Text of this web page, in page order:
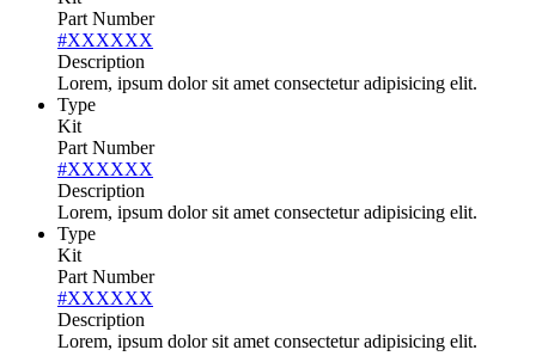
Part Number
#XXXXXX
Description
Lorem, ipsum dolor sit amet consectetur adipisicing elit.
Type
Kit
Part Number
#XXXXXX
Description
Lorem, ipsum dolor sit amet consectetur adipisicing elit.
Type
Kit
Part Number
#XXXXXX
Description
Lorem, ipsum dolor sit amet consectetur adipisicing elit.